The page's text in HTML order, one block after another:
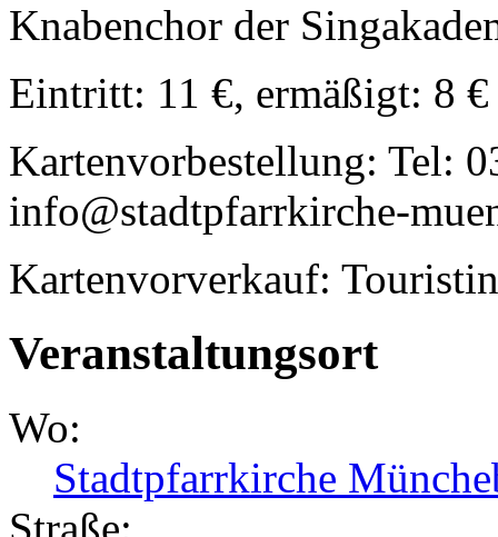
Knabenchor der
Eintritt: 11 €, ermäßigt: 8 €
Kartenvorbestellung: Tel:
info@stadtpfarrkirche-
Kartenvorverkauf:
Veranstaltungsort
Wo:
Stadtpfarrkirche